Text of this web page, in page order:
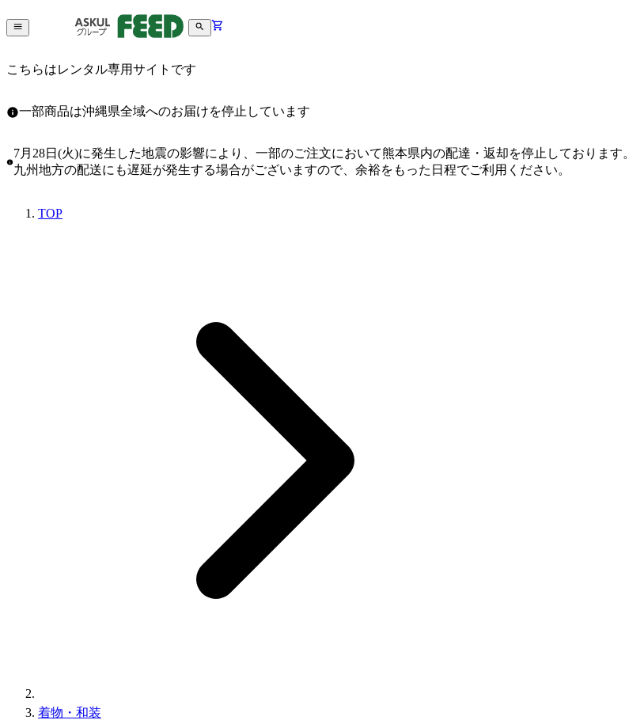
こちらはレンタル専用サイトです
一部商品は沖縄県全域へのお届けを停止しています
7月28日(火)に発生した地震の影響により、一部のご注文において熊本県内の配達・返却を停止しております。
九州地方の配送にも遅延が発生する場合がございますので、余裕をもった日程でご利用ください。
TOP
着物・和装